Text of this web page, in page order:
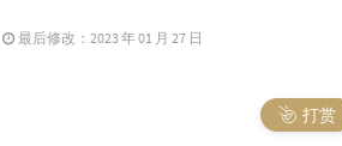
最后修改：2023 年 01 月 27 日
打赏